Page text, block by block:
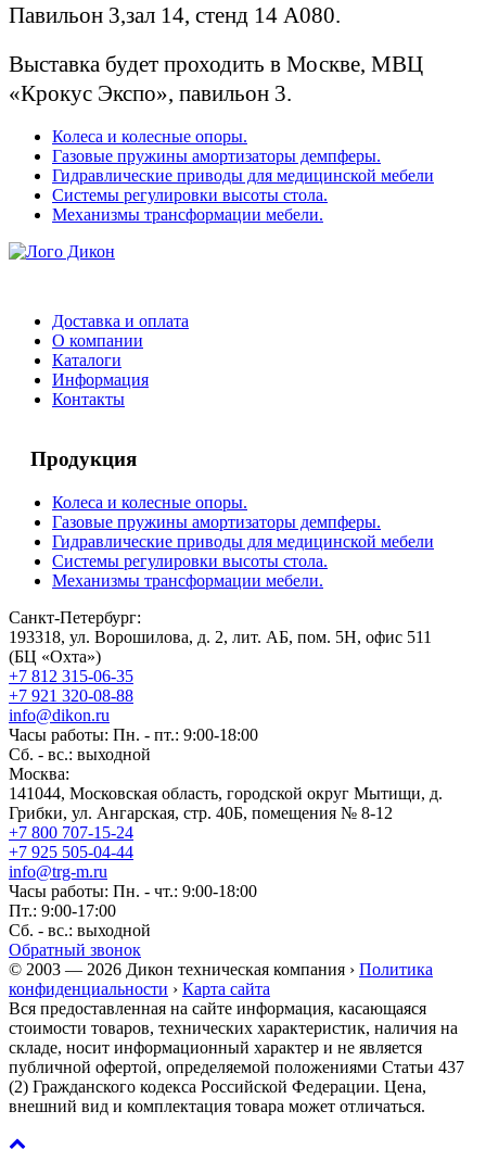
Павильон 3,зал 14, стенд 14 А080.
Выставка будет проходить в Москве, МВЦ
«Крокус Экспо», павильон 3.
Колеса и колесные опоры.
Газовые пружины амортизаторы демпферы.
Гидравлические приводы для медицинской мебели
Системы регулировки высоты стола.
Механизмы трансформации мебели.
Доставка и оплата
О компании
Каталоги
Информация
Контакты
Продукция
Колеса и колесные опоры.
Газовые пружины амортизаторы демпферы.
Гидравлические приводы для медицинской мебели
Системы регулировки высоты стола.
Механизмы трансформации мебели.
Санкт-Петербург:
193318, ул. Ворошилова, д. 2, лит. АБ, пом. 5Н, офис 511
(БЦ «Охта»)
+7 812 315-06-35
+7 921 320-08-88
info@dikon.ru
Часы работы: Пн. - пт.: 9:00-18:00
Сб. - вс.: выходной
Москва:
141044, Московская область, городской округ Мытищи, д.
Грибки, ул. Ангарская, стр. 40Б, помещения № 8-12
+7 800 707-15-24
+7 925 505-04-44
info@trg-m.ru
Часы работы: Пн. - чт.: 9:00-18:00
Пт.: 9:00-17:00
Сб. - вс.: выходной
Обратный звонок
© 2003 — 2026 Дикон техническая компания › Политика
конфиденциальности › Карта сайта
Вся предоставленная на сайте информация, касающаяся
стоимости товаров, технических характеристик, наличия на
складе, носит информационный характер и не является
публичной офертой, определяемой положениями Статьи 437
(2) Гражданского кодекса Российской Федерации. Цена,
внешний вид и комплектация товара может отличаться.